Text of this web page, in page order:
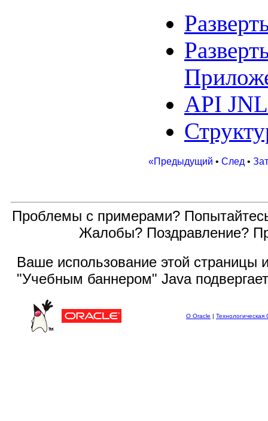
API
«Предыдущий • След •
Проблемы с примерами?
Жалобы? Поздравление?
Ваше использование этой страницы
"Учебным баннером" Java
О Oracle | Технологическая